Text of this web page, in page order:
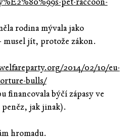
rodina mývala jako
musel jít, protože zákon.
2014/02/10/eu-
bulls/
financovala býčí zápasy ve
peněz, jak jinak).
hromadu.